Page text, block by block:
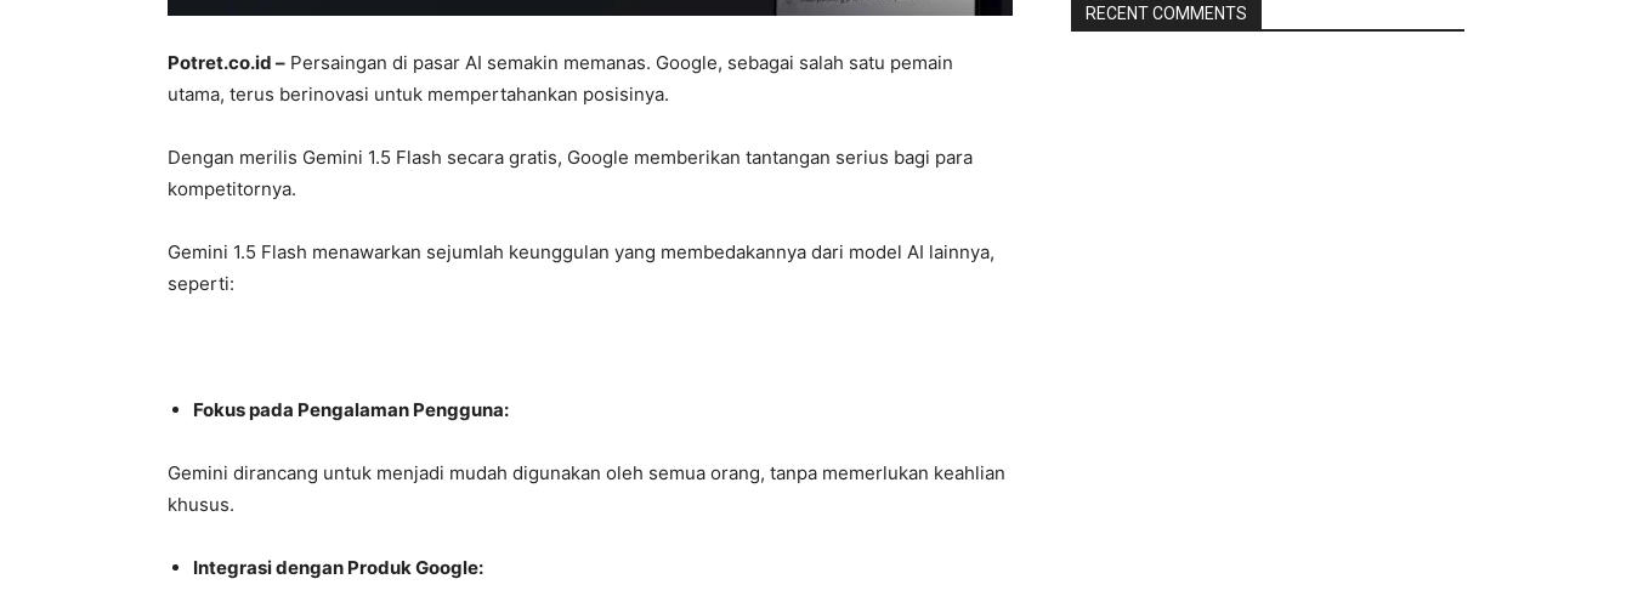
Potret.co.id – Persaingan di pasar AI semakin memanas. Google, sebagai salah satu pemain
utama, terus berinovasi untuk mempertahankan posisinya.
Dengan merilis Gemini 1.5 Flash secara gratis, Google memberikan tantangan serius bagi para
kompetitornya.
Gemini 1.5 Flash menawarkan sejumlah keunggulan yang membedakannya dari model AI lainnya,
seperti:
Fokus pada Pengalaman Pengguna:
Gemini dirancang untuk menjadi mudah digunakan oleh semua orang, tanpa memerlukan keahlian
khusus.
Integrasi dengan Produk Google:
RECENT COMMENTS